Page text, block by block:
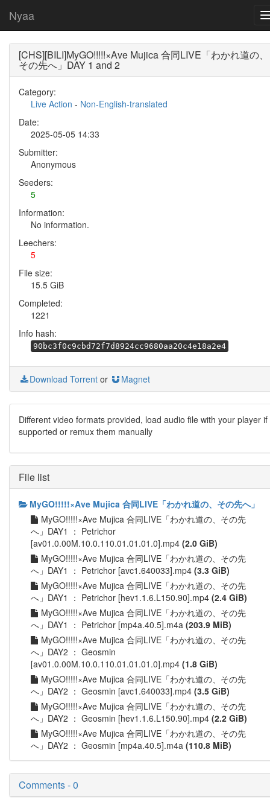
Nyaa
[CHS][BILI]MyGO!!!!!×Ave Mujica 合同LIVE「わかれ道の、
その先へ」DAY 1 and 2
Category:
Live Action - Non-English-translated
Date:
2025-05-05 14:33
Submitter:
Anonymous
Seeders:
5
Information:
No information.
Leechers:
5
File size:
15.5 GiB
Completed:
1221
Info hash:
90bc3f0c9cbd72f7d8924cc9680aa20c4e18a2e4
Download Torrent or Magnet
Different video formats provided, load audio file with your player if
supported or remux them manually
File list
MyGO!!!!!×Ave Mujica 合同LIVE「わかれ道の、その先へ」
MyGO!!!!!×Ave Mujica 合同LIVE「わかれ道の、その先
へ」DAY1 ： Petrichor
[av01.0.00M.10.0.110.01.01.01.0].mp4 (2.0 GiB)
MyGO!!!!!×Ave Mujica 合同LIVE「わかれ道の、その先
へ」DAY1 ： Petrichor [avc1.640033].mp4 (3.3 GiB)
MyGO!!!!!×Ave Mujica 合同LIVE「わかれ道の、その先
へ」DAY1 ： Petrichor [hev1.1.6.L150.90].mp4 (2.4 GiB)
MyGO!!!!!×Ave Mujica 合同LIVE「わかれ道の、その先
へ」DAY1 ： Petrichor [mp4a.40.5].m4a (203.9 MiB)
MyGO!!!!!×Ave Mujica 合同LIVE「わかれ道の、その先
へ」DAY2 ： Geosmin
[av01.0.00M.10.0.110.01.01.01.0].mp4 (1.8 GiB)
MyGO!!!!!×Ave Mujica 合同LIVE「わかれ道の、その先
へ」DAY2 ： Geosmin [avc1.640033].mp4 (3.5 GiB)
MyGO!!!!!×Ave Mujica 合同LIVE「わかれ道の、その先
へ」DAY2 ： Geosmin [hev1.1.6.L150.90].mp4 (2.2 GiB)
MyGO!!!!!×Ave Mujica 合同LIVE「わかれ道の、その先
へ」DAY2 ： Geosmin [mp4a.40.5].m4a (110.8 MiB)
Comments - 0